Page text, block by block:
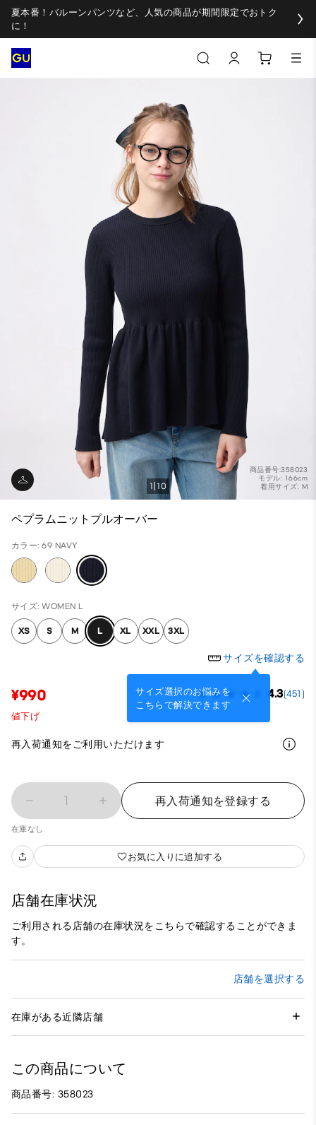
夏本番！バルーンパンツなど、人気の商品が期間限定でおトク
に！
商品番号:358023
モデル: 166cm
着用サイズ: M
1 10
ペプラムニットプルオーバー
カラー: 69 NAVY
サイズ: WOMEN L
XS S M L XL XXL 3XL
サイズを確認する
サイズ選択のお悩みを
こちらで解決できます
¥990 4.3(451)
値下げ
再入荷通知をご利用いただけます
1 再入荷通知を登録する
在庫なし
お気に入りに追加する
店舗在庫状況
ご利用される店舗の在庫状況をこちらで確認することができま
す。
店舗を選択する
在庫がある近隣店舗
この商品について
商品番号: 358023